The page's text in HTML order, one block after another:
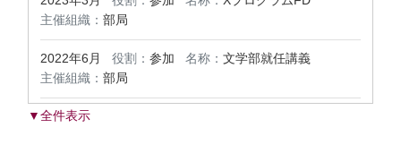
主催組織： 部局
2022年6月 役割： 参加 名称： 文学部就任講義
主催組織： 部局
▼全件表示